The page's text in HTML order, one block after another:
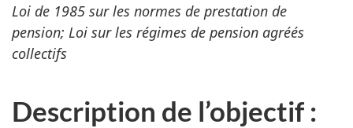
Loi de 1985 sur les normes de prestation de
pension; Loi sur les régimes de pension agréés
collectifs
Description de l’objectif :